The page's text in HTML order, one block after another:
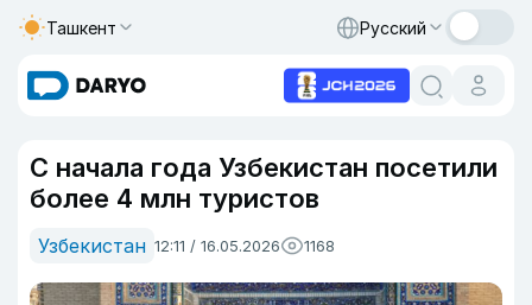
Ташкент Русский
С начала года Узбекистан посетили
более 4 млн туристов
Узбекистан 12:11 / 16.05.2026 1168